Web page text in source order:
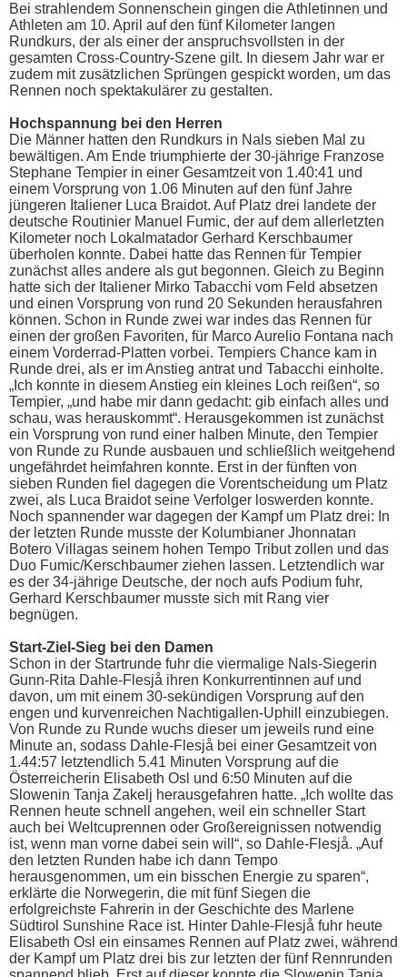
Bei strahlendem Sonnenschein gingen die Athletinnen und
Athleten am 10. April auf den fünf Kilometer langen
Rundkurs, der als einer der anspruchsvollsten in der
gesamten Cross-Country-Szene gilt. In diesem Jahr war er
zudem mit zusätzlichen Sprüngen gespickt worden, um das
Rennen noch spektakulärer zu gestalten.
Hochspannung bei den Herren
Die Männer hatten den Rundkurs in Nals sieben Mal zu
bewältigen. Am Ende triumphierte der 30-jährige Franzose
Stephane Tempier in einer Gesamtzeit von 1.40:41 und
einem Vorsprung von 1.06 Minuten auf den fünf Jahre
jüngeren Italiener Luca Braidot. Auf Platz drei landete der
deutsche Routinier Manuel Fumic, der auf dem allerletzten
Kilometer noch Lokalmatador Gerhard Kerschbaumer
überholen konnte. Dabei hatte das Rennen für Tempier
zunächst alles andere als gut begonnen. Gleich zu Beginn
hatte sich der Italiener Mirko Tabacchi vom Feld absetzen
und einen Vorsprung von rund 20 Sekunden herausfahren
können. Schon in Runde zwei war indes das Rennen für
einen der großen Favoriten, für Marco Aurelio Fontana nach
einem Vorderrad-Platten vorbei. Tempiers Chance kam in
Runde drei, als er im Anstieg antrat und Tabacchi einholte.
„Ich konnte in diesem Anstieg ein kleines Loch reißen“, so
Tempier, „und habe mir dann gedacht: gib einfach alles und
schau, was herauskommt“. Herausgekommen ist zunächst
ein Vorsprung von rund einer halben Minute, den Tempier
von Runde zu Runde ausbauen und schließlich weitgehend
ungefährdet heimfahren konnte. Erst in der fünften von
sieben Runden fiel dagegen die Vorentscheidung um Platz
zwei, als Luca Braidot seine Verfolger loswerden konnte.
Noch spannender war dagegen der Kampf um Platz drei: In
der letzten Runde musste der Kolumbianer Jhonnatan
Botero Villagas seinem hohen Tempo Tribut zollen und das
Duo Fumic/Kerschbaumer ziehen lassen. Letztendlich war
es der 34-jährige Deutsche, der noch aufs Podium fuhr,
Gerhard Kerschbaumer musste sich mit Rang vier
begnügen.
Start-Ziel-Sieg bei den Damen
Schon in der Startrunde fuhr die viermalige Nals-Siegerin
Gunn-Rita Dahle-Flesjå ihren Konkurrentinnen auf und
davon, um mit einem 30-sekündigen Vorsprung auf den
engen und kurvenreichen Nachtigallen-Uphill einzubiegen.
Von Runde zu Runde wuchs dieser um jeweils rund eine
Minute an, sodass Dahle-Flesjå bei einer Gesamtzeit von
1.44:57 letztendlich 5.41 Minuten Vorsprung auf die
Österreicherin Elisabeth Osl und 6:50 Minuten auf die
Slowenin Tanja Zakelj herausgefahren hatte. „Ich wollte das
Rennen heute schnell angehen, weil ein schneller Start
auch bei Weltcuprennen oder Großereignissen notwendig
ist, wenn man vorne dabei sein will“, so Dahle-Flesjå. „Auf
den letzten Runden habe ich dann Tempo
herausgenommen, um ein bisschen Energie zu sparen“,
erklärte die Norwegerin, die mit fünf Siegen die
erfolgreichste Fahrerin in der Geschichte des Marlene
Südtirol Sunshine Race ist. Hinter Dahle-Flesjå fuhr heute
Elisabeth Osl ein einsames Rennen auf Platz zwei, während
der Kampf um Platz drei bis zur letzten der fünf Rennrunden